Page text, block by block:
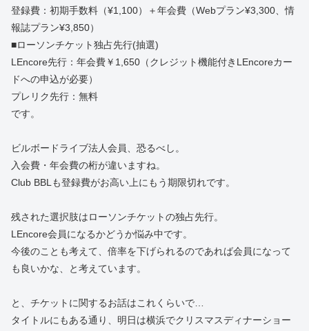
登録費：初期手数料（¥1,100）＋年会費（Webプラン¥3,300、情
報誌プラン¥3,850）
■ローソンチケット独占先行(抽選)
LEncore先行：年会費￥1,650（クレジット機能付きLEncoreカー
ドへの申込が必要）
プレリク先行：無料
です。
ビルボードライブ法人会員、恐るべし。
入会費・年会費の桁が違いますね。
Club BBLも登録費がお高い上にもう期限切れです。
残された選択肢はローソンチケットの独占先行。
LEncore会員になるかどうか悩み中です。
今後のことも考えて、倍率を下げられるのであれば会員になって
も良いかな、と考えています。
と、チケットに関するお話はこれくらいで…
タイトルにもある通り、明日は横浜でクリスマスディナーショー